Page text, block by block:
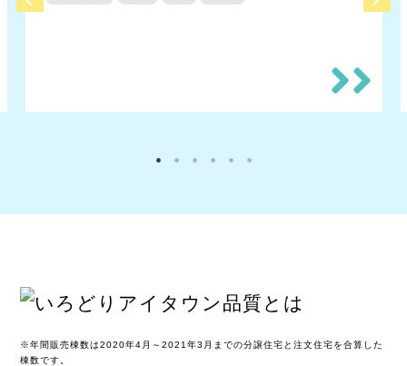
※年間販売棟数は2020年4月～2021年3月までの分譲住宅と注文住宅を合算した
棟数です。